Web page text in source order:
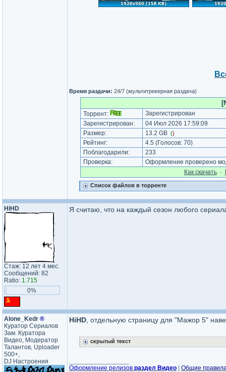
Время раздачи: 24/7 (мультитрекерная раздача)
Торрент:
Зарегистрирован
Зарегистрирован:
04 Июл 2026 17:59:09
Размер:
13.2 GB ()
Рейтинг: 4.5 (Голосов: 70)
Поблагодарили:
233
Проверка:
Оформление проверено
Как cкачать·
Список файлов в торренте
HiHD
Стаж: 12 лет 4 мес.
Сообщений: 82
Ratio: 1.715
0%
Я считаю, что на каждый сезон любого
Alone_Kedr ®
Куратор Сериалов
Зам. Куратора
Видео, Модератор
Талантов, Uploader
500+,
DJ Настроения
HiHD , отдельную страницу для "Мажор 5"
скрытый текст
Оформление релизов раздел Видео Общие